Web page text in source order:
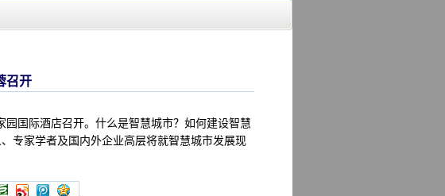
召开
国际酒店召开。什么是智慧城市？如何建设智慧
专家学者及国内外企业高层将就智慧城市发展现